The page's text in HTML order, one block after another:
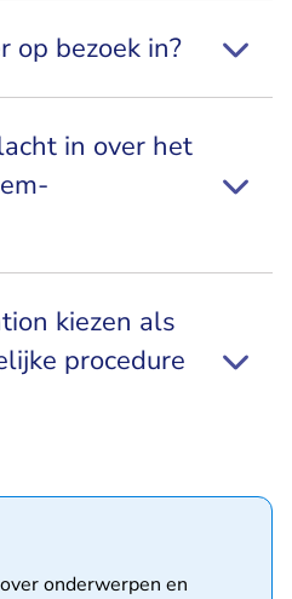
op bezoek in?
in over het
kiezen als
procedure
onderwerpen en